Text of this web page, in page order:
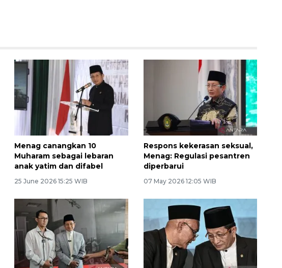
Menag canangkan 10
Muharam sebagai lebaran
anak yatim dan difabel
25 June 2026 15:25 WIB
Respons kekerasan seksual,
Menag: Regulasi pesantren
diperbarui
07 May 2026 12:05 WIB